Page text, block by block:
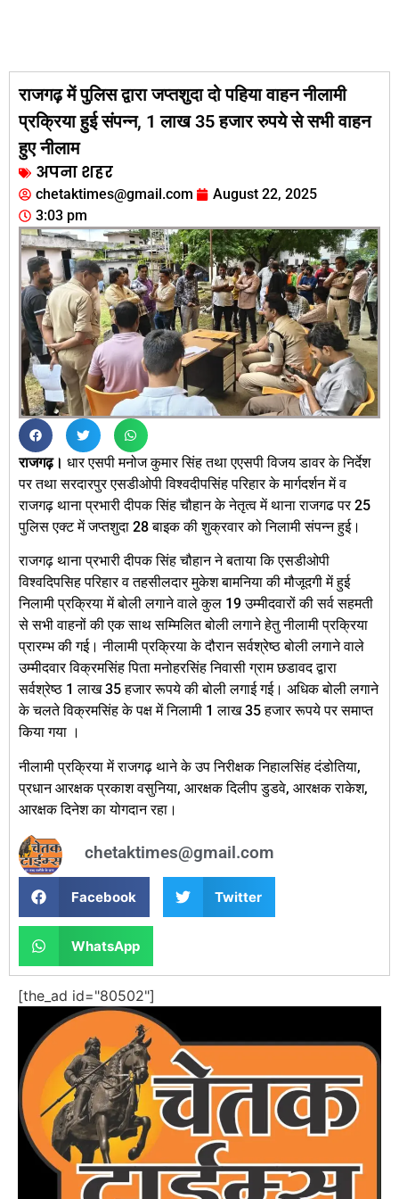
राजगढ़ में पुलिस द्वारा जप्तशुदा दो पहिया वाहन नीलामी
प्रक्रिया हुई संपन्न, 1 लाख 35 हजार रुपये से सभी वाहन
हुए नीलाम
अपना शहर
chetaktimes@gmail.com
August 22, 2025
3:03 pm
राजगढ़। धार एसपी मनोज कुमार सिंह तथा एएसपी विजय डावर के निर्देश
पर तथा सरदारपुर एसडीओपी विश्वदीपसिंह परिहार के मार्गदर्शन में व
राजगढ़ थाना प्रभारी दीपक सिंह चौहान के नेतृत्व में थाना राजगढ पर 25
पुलिस एक्ट में जप्तशुदा 28 बाइक की शुक्रवार को निलामी संपन्न हुई।
राजगढ़ थाना प्रभारी दीपक सिंह चौहान ने बताया कि एसडीओपी
विश्वदिपसिह परिहार व तहसीलदार मुकेश बामनिया की मौजूदगी में हुई
निलामी प्रक्रिया में बोली लगाने वाले कुल 19 उम्मीदवारों की सर्व सहमती
से सभी वाहनों की एक साथ सम्मिलित बोली लगाने हेतु नीलामी प्रक्रिया
प्रारम्भ की गई। नीलामी प्रक्रिया के दौरान सर्वश्रेष्ठ बोली लगाने वाले
उम्मीदवार विक्रमसिंह पिता मनोहरसिंह निवासी ग्राम छडावद द्वारा
सर्वश्रेष्ठ 1 लाख 35 हजार रूपये की बोली लगाई गई। अधिक बोली लगाने
के चलते विक्रमसिंह के पक्ष में निलामी 1 लाख 35 हजार रूपये पर समाप्त
किया गया ।
नीलामी प्रक्रिया में राजगढ़ थाने के उप निरीक्षक निहालसिंह दंडोतिया,
प्रधान आरक्षक प्रकाश वसुनिया, आरक्षक दिलीप डुडवे, आरक्षक राकेश,
आरक्षक दिनेश का योगदान रहा।
chetaktimes@gmail.com
Facebook Twitter
WhatsApp
[the_ad id="80502"]